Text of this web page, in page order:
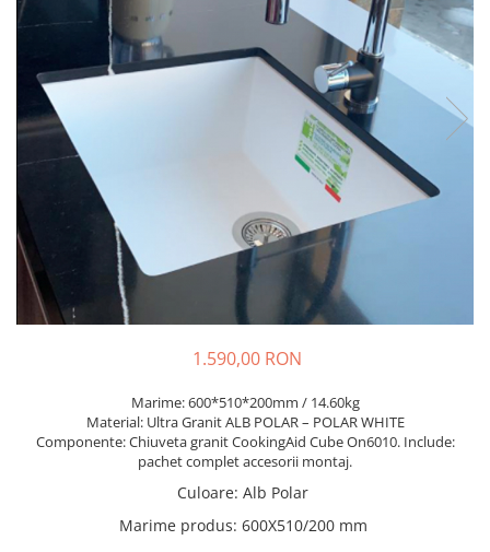
chiuvete
Accesorii chiuvete bucatarie
Gratar protectie chiuveta
Scurgator farfurii
Suporti burete
Tocatoare lemn si sticla
Sisteme de scurgere si cleme
Tavita scurgere vase/legume/fructe
Dispenser detergent
Rasnite de cafea
Roboti de bucatarie
Spumarea laptelui
Combine frigorifice
Espressoare cafea
Aparate de gatit-aragazuri
Masina de spalat vase
Accesorii
Seturi Electrocasnice
Termostate si senzori Livolo
Sonerii electrice
Construieste singur
Module
Panouri si rame
1.590,00 RON
Marime: 600*510*200mm / 14.60kg
Material: Ultra Granit ALB POLAR – POLAR WHITE
Componente: Chiuveta granit CookingAid Cube On6010. Include:
pachet complet accesorii montaj.
Culoare: Alb Polar
Marime produs: 600X510/200 mm